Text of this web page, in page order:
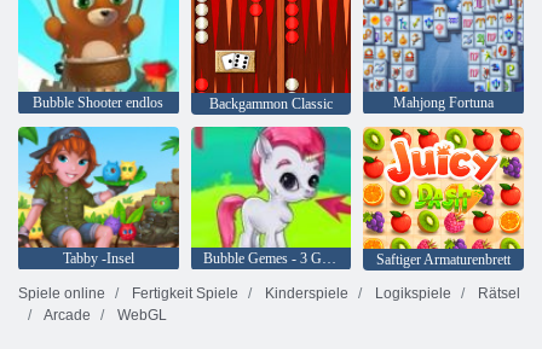
Bubble Shooter endlos Backgammon Classic Mahjong Fortuna
Tabby -Insel
Saftiger Armaturenbrett
Spiele online
Fertigkeit Spiele Kinderspiele Logikspiele
Rätsel
Arcade
WebGL